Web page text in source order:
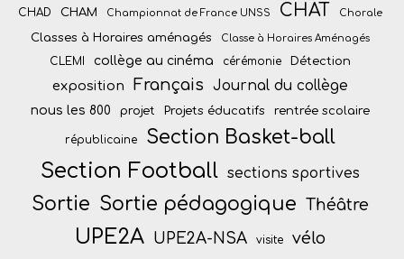
CHAD CHAM Championnat de France UNSS CHAT Chorale
Classes à Horaires aménagés Classe à Horaires Aménagés
CLEMI collège au cinéma cérémonie Détection
exposition Français Journal du collège
nous les 800 projet Projets éducatifs rentrée scolaire
républicaine Section Basket-ball
Section Football sections sportives
Sortie Sortie pédagogique Théâtre
UPE2A UPE2A-NSA visite vélo